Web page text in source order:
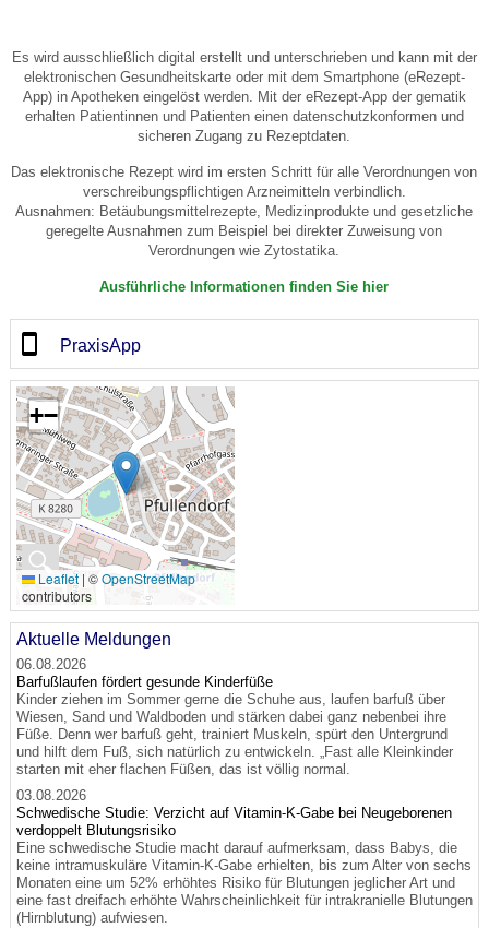
Es wird ausschließlich digital erstellt und unterschrieben und kann mit der
elektronischen Gesundheitskarte oder mit dem Smartphone (eRezept-
App) in Apotheken eingelöst werden. Mit der eRezept-App der gematik
erhalten Patientinnen und Patienten einen datenschutzkonformen und
sicheren Zugang zu Rezeptdaten.
Das elektronische Rezept wird im ersten Schritt für alle Verordnungen von
verschreibungspflichtigen Arzneimitteln verbindlich.
Ausnahmen: Betäubungsmittelrezepte, Medizinprodukte und gesetzliche
geregelte Ausnahmen zum Beispiel bei direkter Zuweisung von
Verordnungen wie Zytostatika.
Ausführliche Informationen finden Sie hier
PraxisApp
🔍
+−
Leaflet | ©OpenStreetMap
contributors
Aktuelle Meldungen
06.08.2026
Barfußlaufen fördert gesunde Kinderfüße
Kinder ziehen im Sommer gerne die Schuhe aus, laufen barfuß über
Wiesen, Sand und Waldboden und stärken dabei ganz nebenbei ihre
Füße. Denn wer barfuß geht, trainiert Muskeln, spürt den Untergrund
und hilft dem Fuß, sich natürlich zu entwickeln. „Fast alle Kleinkinder
starten mit eher flachen Füßen, das ist völlig normal.
03.08.2026
Schwedische Studie: Verzicht auf Vitamin-K-Gabe bei Neugeborenen
verdoppelt Blutungsrisiko
Eine schwedische Studie macht darauf aufmerksam, dass Babys, die
keine intramuskuläre Vitamin-K-Gabe erhielten, bis zum Alter von sechs
Monaten eine um 52% erhöhtes Risiko für Blutungen jeglicher Art und
eine fast dreifach erhöhte Wahrscheinlichkeit für intrakranielle Blutungen
(Hirnblutung) aufwiesen.